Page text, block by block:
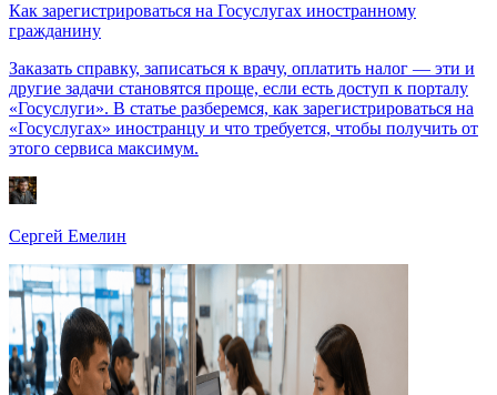
Как зарегистрироваться на Госуслугах иностранному
гражданину
Заказать справку, записаться к врачу, оплатить налог — эти и
другие задачи становятся проще, если есть доступ к порталу
«Госуслуги». В статье разберемся, как зарегистрироваться на
«Госуслугах» иностранцу и что требуется, чтобы получить от
этого сервиса максимум.
Сергей Емелин